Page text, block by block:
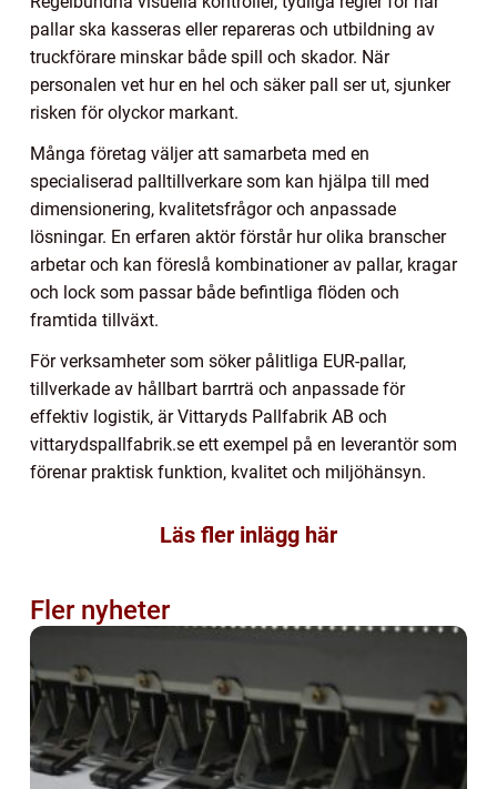
pallar ska kasseras eller repareras och utbildning av
truckförare minskar både spill och skador. När
personalen vet hur en hel och säker pall ser ut, sjunker
risken för olyckor markant.
Många företag väljer att samarbeta med en
specialiserad palltillverkare som kan hjälpa till med
dimensionering, kvalitetsfrågor och anpassade
lösningar. En erfaren aktör förstår hur olika branscher
arbetar och kan föreslå kombinationer av pallar, kragar
och lock som passar både befintliga flöden och
framtida tillväxt.
För verksamheter som söker pålitliga EUR-pallar,
tillverkade av hållbart barrträ och anpassade för
effektiv logistik, är Vittaryds Pallfabrik AB och
vittarydspallfabrik.se ett exempel på en leverantör som
förenar praktisk funktion, kvalitet och miljöhänsyn.
Läs fler inlägg här
Fler nyheter